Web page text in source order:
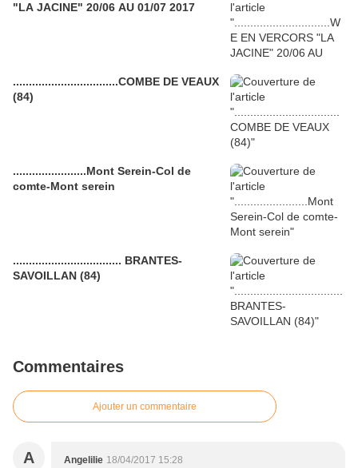
"LA JACINE" 20/06 AU 01/07 2017
.................................COMBE DE VEAUX
(84)
.......................Mont Serein-Col de
comte-Mont serein
.................................. BRANTES-
SAVOILLAN (84)
Commentaires
Ajouter un commentaire
A Angelilie 18/04/2017 15:28